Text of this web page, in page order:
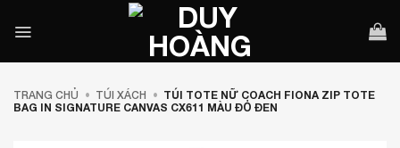
qua
TRANG CHỦ • TÚI XÁCH • TÚI TOTE NỮ COACH FIONA ZIP TOTE
BAG IN SIGNATURE CANVAS CX611 MÀU ĐỎ ĐEN